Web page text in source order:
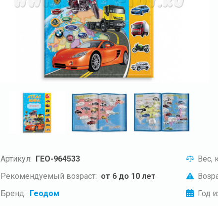
Артикул: ГЕО-964533
Рекомендуемый возраст: от 6 до 10 лет
Бренд: Геодом
Вес,
Год